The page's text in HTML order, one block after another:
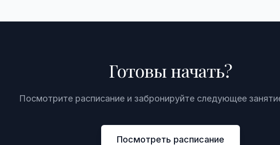
Готовы начать?
Посмотрите расписание и забронируйте следующее
Посмотреть расписание